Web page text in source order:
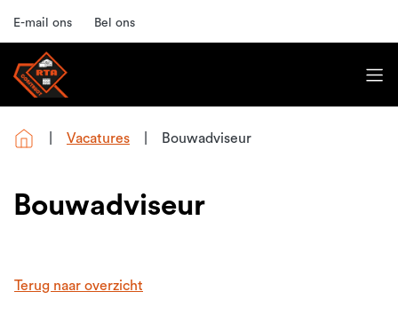
E-mail ons Bel ons
Vacatures Bouwadviseur
Bouwadviseur
Terug naar overzicht